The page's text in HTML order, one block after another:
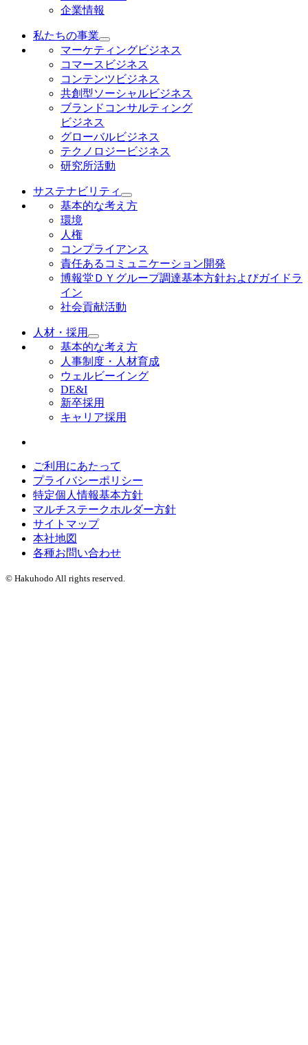
企業情報
私たちの事業
マーケティングビジネス
コマースビジネス
コンテンツビジネス
共創型ソーシャルビジネス
ブランドコンサルティング
ビジネス
グローバルビジネス
テクノロジービジネス
研究所活動
サステナビリティ
基本的な考え方
環境
人権
コンプライアンス
責任あるコミュニケーション開発
博報堂ＤＹグループ調達基本方針およびガイドラ
イン
社会貢献活動
人材・採用
基本的な考え方
人事制度・人材育成
ウェルビーイング
DE&I
新卒採用
キャリア採用
ご利用にあたって
プライバシーポリシー
特定個人情報基本方針
マルチステークホルダー方針
サイトマップ
本社地図
各種お問い合わせ
© Hakuhodo All rights reserved.